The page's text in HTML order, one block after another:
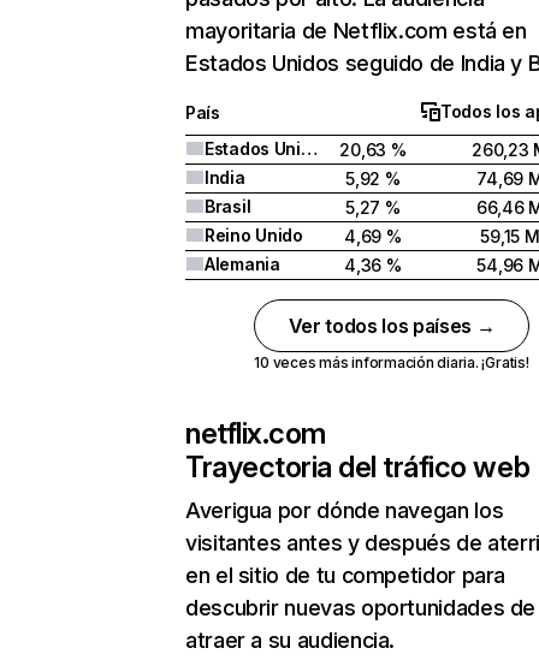
mayoritaria de Netflix.com está en
Estados Unidos seguido de India y
País
Todos los
Estados Unidos
20,63 %
260,23
India
5,92 %
74,69
Brasil
5,27 %
66,46
Reino Unido
4,69 %
59,15 M
Alemania
4,36 % 54,96
Ver todos los países →
10 veces más información diaria. ¡Gratis!
netflix.com
Trayectoria del tráfico web
Averigua por dónde navegan los
visitantes antes y después de
en el sitio de tu competidor para
descubrir nuevas oportunidades de
atraer a su audiencia.